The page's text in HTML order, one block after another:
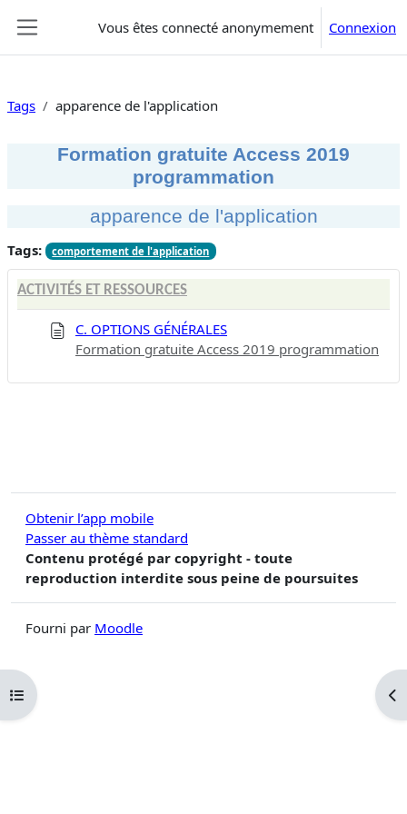
Vous êtes connecté anonymement Connexion
Ouvrir l’index du cours
Tags apparence de l'application
Formation gratuite Access 2019
programmation
apparence de l'application
Tags: comportement de l'application
ACTIVITÉS ET RESSOURCES
C. OPTIONS GÉNÉRALES
Formation gratuite Access 2019 programmation
Obtenir l’app mobile
Passer au thème standard
Contenu protégé par copyright - toute
reproduction interdite sous peine de poursuites
Fourni par Moodle